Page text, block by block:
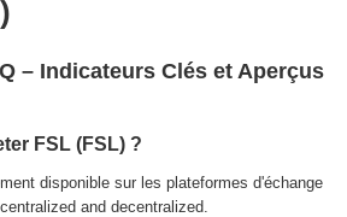
– Indicateurs Clés et Aperçus
FSL (FSL) ?
disponible sur les plateformes d'échange
and decentralized.